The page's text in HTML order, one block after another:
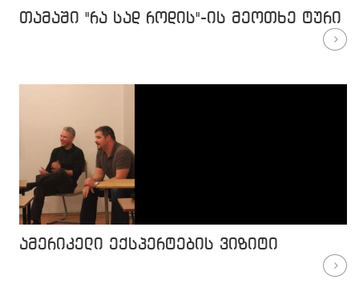
თამაში "რა სად როდის"-ის მეოთხე ტური
ამერიკელი ექსპერტების ვიზიტი